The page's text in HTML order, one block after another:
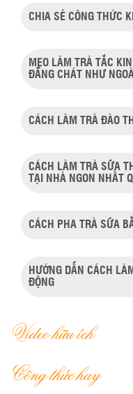
CHIA SẺ CÔNG THỨC
MẸO LÀM TRÀ TẮC
ĐẮNG CHÁT NHƯ
CÁCH LÀM TRÀ ĐÀO
CÁCH LÀM TRÀ SỮA
TẠI NHÀ NGON
CÁCH PHA TRÀ SỮA
HƯỚNG DẪN CÁCH
ĐỘNG
Video hữu ích
Công thức hay